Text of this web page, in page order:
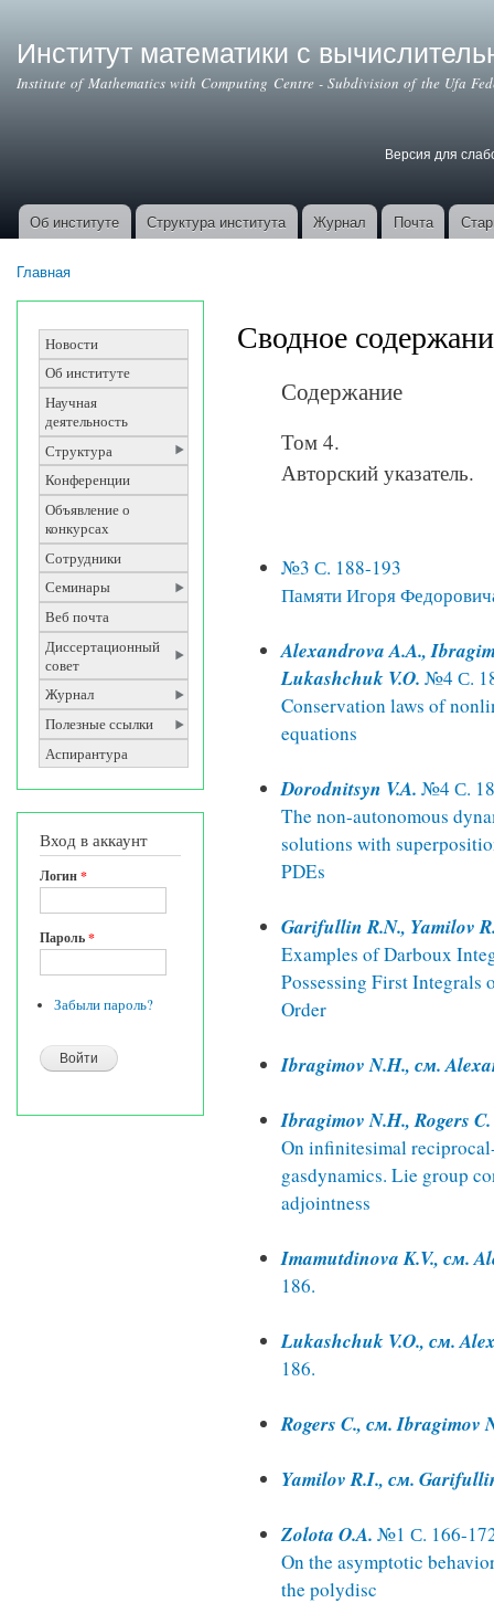
Институт математики с
Institute of Mathematics with Computing Centre - Subdivision of the Ufa
Версия для
Основные ссылки
Об институте Структура института Журнал Почта
Главная
Новости
Об институте
Научная
деятельность
Структура
Конференции
Объявление о
конкурсах
Сотрудники
Семинары
Веб почта
Диссертационный
совет
Журнал
Полезные ссылки
Аспирантура
Вход в аккаунт
Логин*
Пароль*
Забыли пароль?
Сводное
Содержание
Том 4.
Авторский указатель.
№3 С. 188-193
Памяти Игоря
Alexandrova A.A.,
Lukashchuk V.O. №4 С.
Conservation laws of
equations
Dorodnitsyn V.A. №4 С.
The non-autonomous
solutions with
PDEs
Garifullin R.N., Yamilov
Examples of Darboux
Possessing First
Order
Ibragimov N.H., см.
Ibragimov N.H., Rogers C.
On infinitesimal
gasdynamics. Lie group
adjointness
Imamutdinova K.V., см.
186.
Lukashchuk V.O., см.
186.
Rogers C., см. Ibragimov
Yamilov R.I., см.
Zolota O.A. №1 С. 166-
On the asymptotic
the polydisc